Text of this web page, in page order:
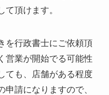
頂けます。
を行政書士にご依頼頂
営業が開始でる可能性
ても、店舗がある程度
申請になりますので、